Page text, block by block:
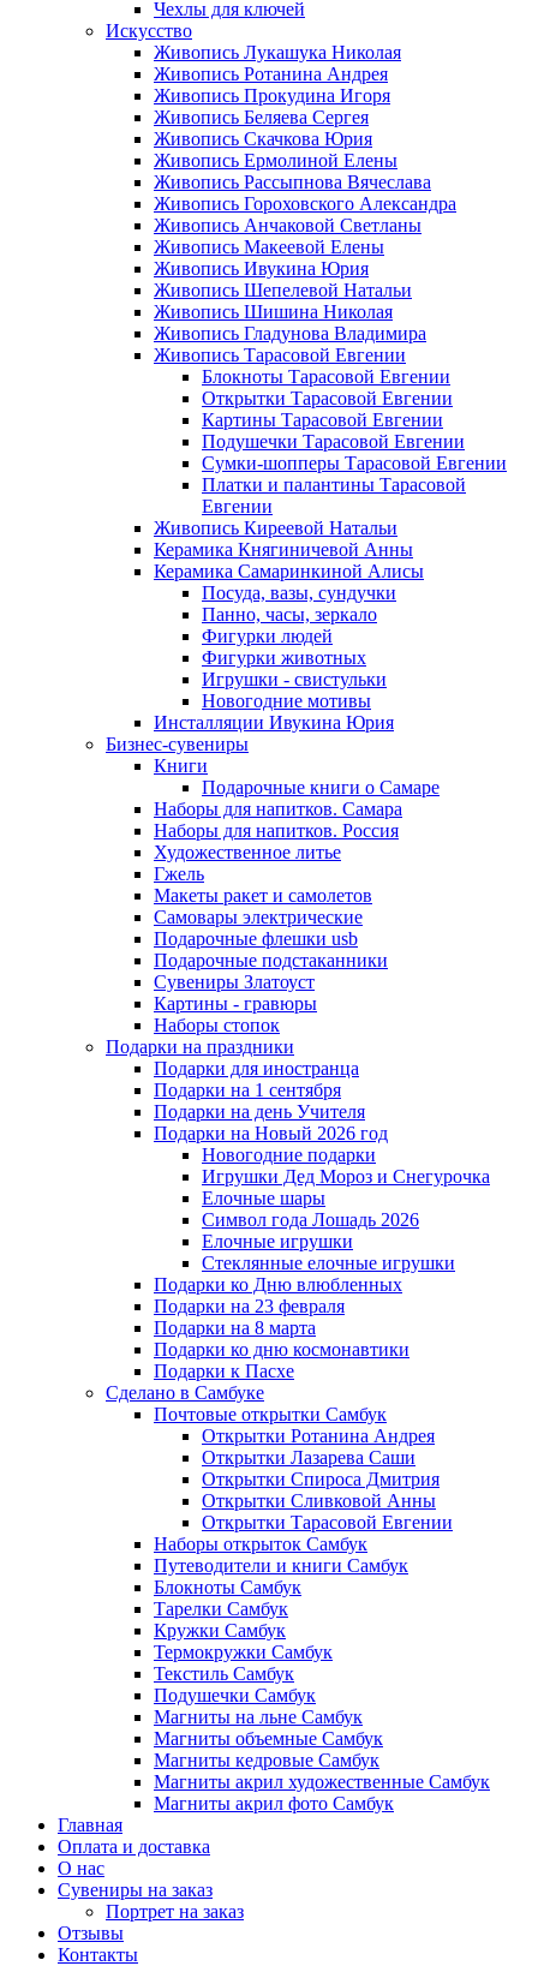
Чехлы для ключей
Искусство
Живопись Лукашука Николая
Живопись Ротанина Андрея
Живопись Прокудина Игоря
Живопись Беляева Сергея
Живопись Скачкова Юрия
Живопись Ермолиной Елены
Живопись Рассыпнова Вячеслава
Живопись Гороховского Александра
Живопись Анчаковой Светланы
Живопись Макеевой Елены
Живопись Ивукина Юрия
Живопись Шепелевой Натальи
Живопись Шишина Николая
Живопись Гладунова Владимира
Живопись Тарасовой Евгении
Блокноты Тарасовой Евгении
Открытки Тарасовой Евгении
Картины Тарасовой Евгении
Подушечки Тарасовой Евгении
Сумки-шопперы Тарасовой Евгении
Платки и палантины Тарасовой
Евгении
Живопись Киреевой Натальи
Керамика Княгиничевой Анны
Керамика Самаринкиной Алисы
Посуда, вазы, сундучки
Панно, часы, зеркало
Фигурки людей
Фигурки животных
Игрушки - свистульки
Новогодние мотивы
Инсталляции Ивукина Юрия
Бизнес-сувениры
Книги
Подарочные книги о Самаре
Наборы для напитков. Самара
Наборы для напитков. Россия
Художественное литье
Гжель
Макеты ракет и самолетов
Самовары электрические
Подарочные флешки usb
Подарочные подстаканники
Сувениры Златоуст
Картины - гравюры
Наборы стопок
Подарки на праздники
Подарки для иностранца
Подарки на 1 сентября
Подарки на день Учителя
Подарки на Новый 2026 год
Новогодние подарки
Игрушки Дед Мороз и Снегурочка
Елочные шары
Символ года Лошадь 2026
Елочные игрушки
Стеклянные елочные игрушки
Подарки ко Дню влюбленных
Подарки на 23 февраля
Подарки на 8 марта
Подарки ко дню космонавтики
Подарки к Пасхе
Сделано в Самбуке
Почтовые открытки Самбук
Открытки Ротанина Андрея
Открытки Лазарева Саши
Открытки Спироса Дмитрия
Открытки Сливковой Анны
Открытки Тарасовой Евгении
Наборы открыток Самбук
Путеводители и книги Самбук
Блокноты Самбук
Тарелки Самбук
Кружки Самбук
Термокружки Самбук
Текстиль Самбук
Подушечки Самбук
Магниты на льне Самбук
Магниты объемные Самбук
Магниты кедровые Самбук
Магниты акрил художественные Самбук
Магниты акрил фото Самбук
Главная
Оплата и доставка
О нас
Сувениры на заказ
Портрет на заказ
Отзывы
Контакты